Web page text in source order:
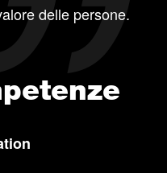
delle persone.